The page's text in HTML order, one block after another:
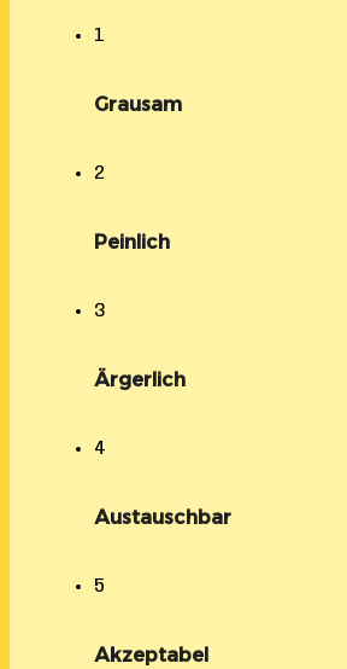
1
Grausam
2
Peinlich
3
Ärgerlich
4
Austauschbar
5
Akzeptabel